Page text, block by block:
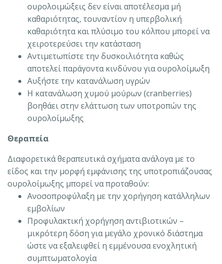
ουρολοιμώξεις δεν είναι αποτέλεσμα μή
καθαριότητας, τουναντίον η υπερβολική
καθαριότητα και πλύσιμο του κόλπου μπορεί να
χειροτερεύσει την κατάσταση
Αντιμετωπίστε την δυσκοιλιότητα καθώς
αποτελεί παράγοντα κινδύνου για ουρολοίμωξη
Αυξήστε την κατανάλωση υγρών
Η κατανάλωση χυμού μούρων (cranberries)
βοηθάει στην ελάττωση των υποτροπών της
ουρολοίμωξης
Θεραπεία
Διαφορετικά θεραπευτικά σχήματα ανάλογα με το
είδος και την μορφή εμφάνισης της υποτροπιάζουσας
ουρολοίμωξης μπορεί να προταθούν:
Ανοσοπροφύλαξη με την χορήγηση κατάλληλων
εμβολίων
Προφυλακτική χορήγηση αντιβιοτικών –
μικρότερη δόση για μεγάλο χρονικό διάστημα
ώστε να εξαλειφθεί η εμμένουσα ενοχλητική
συμπτωματολογία